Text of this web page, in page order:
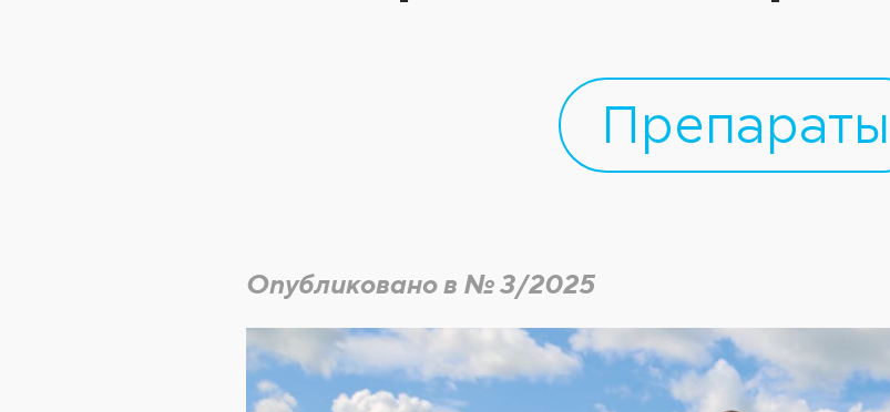
Препараты
Опубликовано в № 3/2025